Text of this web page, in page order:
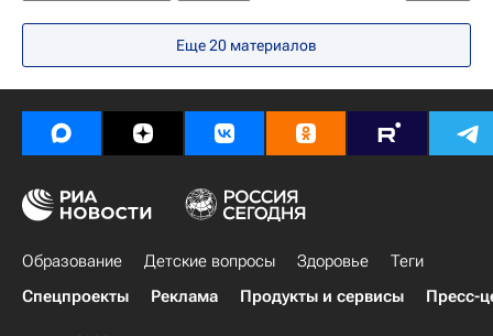
Quacquarelli Symonds
Еще 20 материалов
Образование Детские вопросы Здоровье
Теги
Спецпроекты
Реклама Продукты и сервисы Пресс-